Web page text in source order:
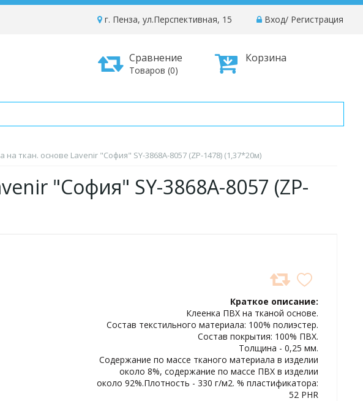
Вход/ Регистрация
г. Пенза, ул.Перспективная, 15
Корзина
Сравнение
Товаров (0)
на ткан. основе Lavenir "София" SY-3868A-8057 (ZP-1478) (1,37*20м)
"София" SY-3868A-8057 (ZP-
Краткое описание:
Клеенка ПВХ на тканой основе.
Состав текстильного материала: 100% полиэстер.
Состав покрытия: 100% ПВХ.
Толщина - 0,25 мм.
Содержание по массе тканого материала в изделии
около 8%, содержание по массе ПВХ в изделии
около 92%.Плотность - 330 г/м2. % пластификатора:
52 PHR